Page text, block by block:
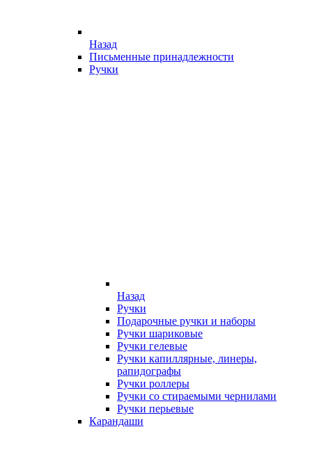
Назад
Письменные принадлежности
Ручки
Назад
Ручки
Подарочные ручки и наборы
Ручки шариковые
Ручки гелевые
Ручки капиллярные, линеры,
рапидографы
Ручки роллеры
Ручки со стираемыми чернилами
Ручки перьевые
Карандаши